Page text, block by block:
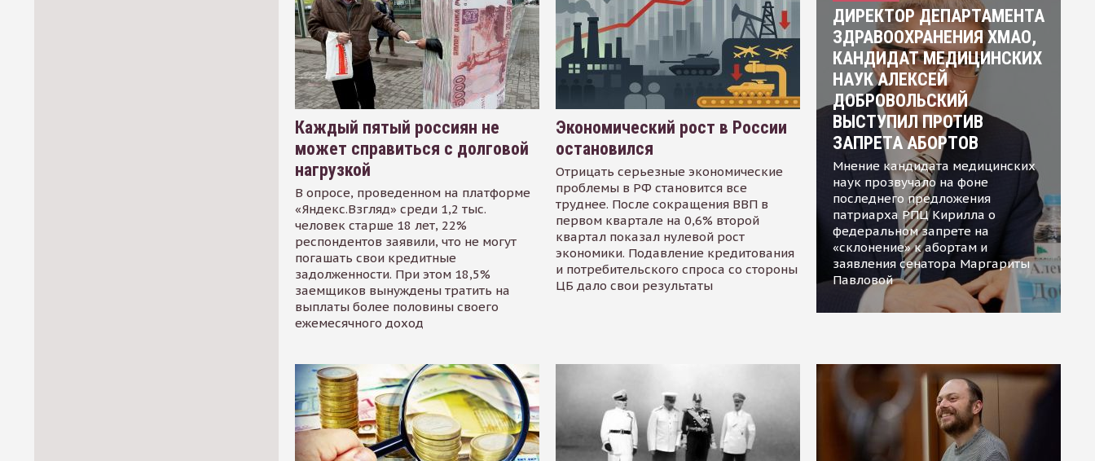
Каждый пятый россиян не
может справиться с долговой
нагрузкой
В опросе, проведенном на платформе
«Яндекс.Взгляд» среди 1,2 тыс.
человек старше 18 лет, 22%
респондентов заявили, что не могут
погашать свои кредитные
задолженности. При этом 18,5%
заемщиков вынуждены тратить на
выплаты более половины своего
ежемесячного доход
Экономический рост в России
остановился
Отрицать серьезные экономические
проблемы в РФ становится все
труднее. После сокращения ВВП в
первом квартале на 0,6% второй
квартал показал нулевой рост
экономики. Подавление кредитования
и потребительского спроса со стороны
ЦБ дало свои результаты
ДИРЕКТОР ДЕПАРТАМЕНТА
ЗДРАВООХРАНЕНИЯ ХМАО,
КАНДИДАТ МЕДИЦИНСКИХ
НАУК АЛЕКСЕЙ
ДОБРОВОЛЬСКИЙ
ВЫСТУПИЛ ПРОТИВ
ЗАПРЕТА АБОРТОВ
Мнение кандидата медицинских
наук прозвучало на фоне
последнего предложения
патриарха РПЦ Кирилла о
федеральном запрете на
«склонение» к абортам и
заявления сенатора Маргариты
Павловой